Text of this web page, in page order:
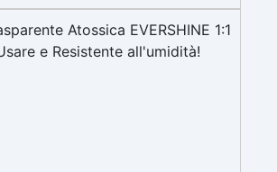
una superficie lucida e
brillante